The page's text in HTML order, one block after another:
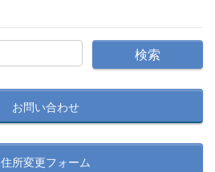
お問い合わせ
住所変更フォーム